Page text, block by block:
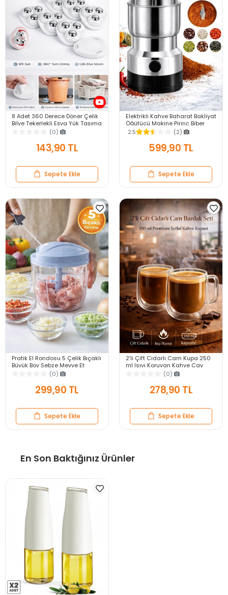
8 Adet 360 Derece Döner Çelik
Bilye Tekerlekli Eşya Yük Taşıma
Yapışkanlı Eşya Kaydırma
(0)
143,90 TL
Sepete Ekle
Elektrikli Kahve Baharat Bakliyat
Öğütücü Makine Pirinç Biber
Tahıl Öğütücü Değirmen Gıda
Öğütücü
2.5 (2)
599,90 TL
Sepete Ekle
Pratik El Rondosu 5 Çelik Bıçaklı
Büyük Boy Sebze Meyve Et
Soğan Doğrayıcı Blender Rende
(0)
299,90 TL
Sepete Ekle
2’li Çift Cidarlı Cam Kupa 250
ml Isıyı Koruyan Kahve Çay
Fincanı Kulplu Espresso Cam
(0)
278,90 TL
Sepete Ekle
En Son Baktığınız Ürünler